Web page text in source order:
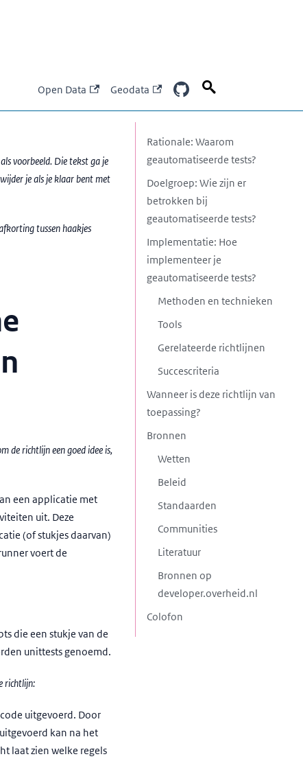
Open Data Geodata
voorbeeld. Die tekst ga je
je als je klaar bent met
tussen haakjes
de richtlijn een goed idee is,
een applicatie met
uit. Deze
(of stukjes daarvan)
voert de
die een stukje van de
unittests genoemd.
richtlijn:
uitgevoerd. Door
kan na het
laat zien welke regels
Rationale: Waarom
geautomatiseerde tests?
Doelgroep: Wie zijn er
betrokken bij
geautomatiseerde tests?
Implementatie: Hoe
implementeer je
geautomatiseerde tests?
Methoden en technieken
Tools
Gerelateerde richtlijnen
Succescriteria
Wanneer is deze richtlijn van
toepassing?
Bronnen
Wetten
Beleid
Standaarden
Communities
Literatuur
Bronnen op
developer.overheid.nl
Colofon